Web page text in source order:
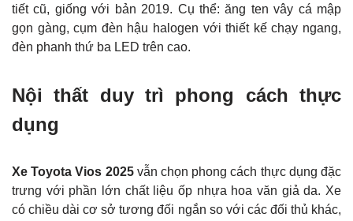
tiết cũ, giống với bản 2019. Cụ thể: ăng ten vây cá mập
gọn gàng, cụm đèn hậu halogen với thiết kế chạy ngang,
đèn phanh thứ ba LED trên cao.
Nội thất duy trì phong cách thực
dụng
Xe Toyota Vios 2025vẫn chọn phong cách thực dụng đặc
trưng với phần lớn chất liệu ốp nhựa hoa văn giả da. Xe
có chiều dài cơ sở tương đối ngắn so với các đối thủ khác,